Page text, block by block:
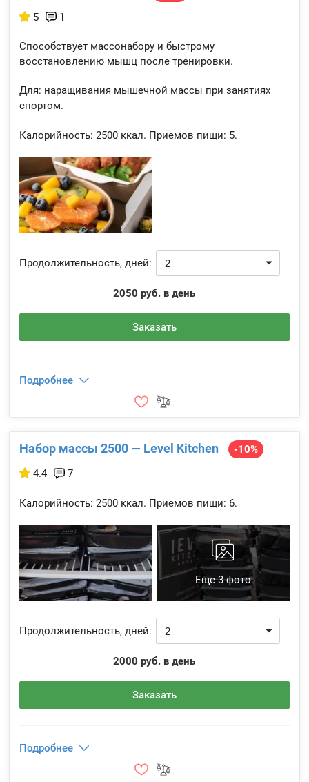
5
1
Способствует массонабору и быстрому
восстановлению мышц после тренировки.
Для: наращивания мышечной массы при занятиях
спортом.
Калорийность: 2500 ккал. Приемов пищи: 5.
Продолжительность, дней:
2050 руб. в день
Заказать
Подробнее
Набор массы 2500 — Level Kitchen
-10%
4.4
7
Калорийность: 2500 ккал. Приемов пищи: 6.
Еще 3 фото
Продолжительность, дней:
2000 руб. в день
Заказать
Подробнее